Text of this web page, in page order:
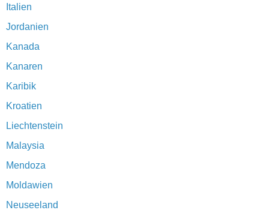
Italien
Jordanien
Kanada
Kanaren
Karibik
Kroatien
Liechtenstein
Malaysia
Mendoza
Moldawien
Neuseeland